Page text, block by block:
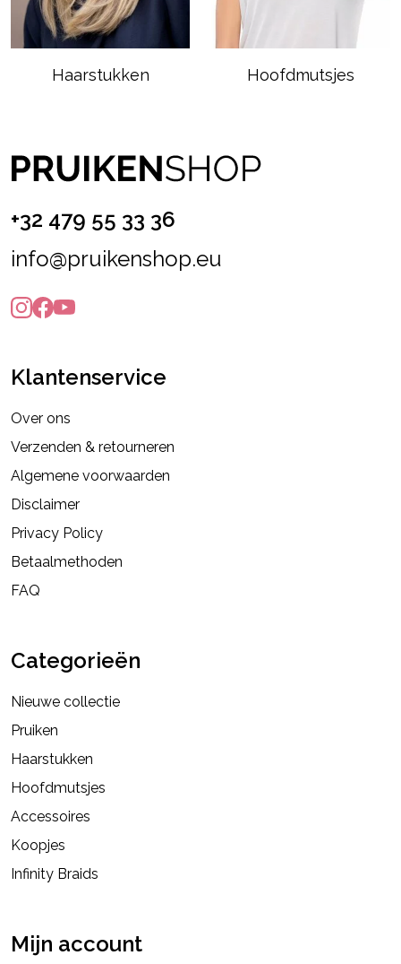
Haarstukken Hoofdmutsjes
+32 479 55 33 36
info@pruikenshop.eu
Klantenservice
Over ons
Verzenden & retourneren
Algemene voorwaarden
Disclaimer
Privacy Policy
Betaalmethoden
FAQ
Categorieën
Nieuwe collectie
Pruiken
Haarstukken
Hoofdmutsjes
Accessoires
Koopjes
Infinity Braids
Mijn account